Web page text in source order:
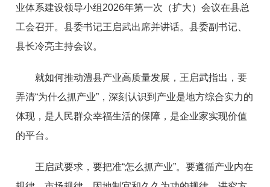
业体系建设领导小组2026年第一次（扩大）会议在县总
工会召开。县委书记王启武出席并讲话。县委副书记、
县长冷亮主持会议。
就如何推动澧县产业高质量发展，王启武指出，要
弄清“为什么抓产业”，深刻认识到产业是地方综合实力的
体现，是人民群众幸福生活的保障，是企业家实现价值
的平台。
王启武要求，要把准“怎么抓产业”。要遵循产业内在